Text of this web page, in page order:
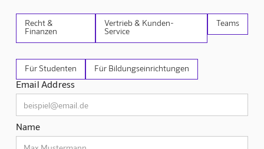
Recht &
Finanzen
Vertrieb & Kunden-
Service
Teams
Für Studenten Für Bildungseinrichtungen
Email Address
Name